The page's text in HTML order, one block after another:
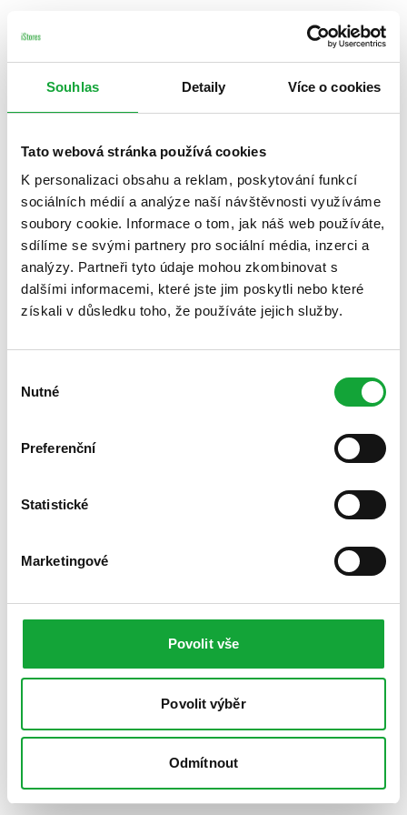
Souhlas Detaily Více o cookies
Tato webová stránka používá cookies
K personalizaci obsahu a reklam, poskytování funkcí
sociálních médií a analýze naší návštěvnosti využíváme
soubory cookie. Informace o tom, jak náš web používáte,
sdílíme se svými partnery pro sociální média, inzerci a
analýzy. Partneři tyto údaje mohou zkombinovat s
dalšími informacemi, které jste jim poskytli nebo které
získali v důsledku toho, že používáte jejich služby.
souhlasu
Nutné
Preferenční
Statistické
Marketingové
Povolit vše
Povolit výběr
Odmítnout